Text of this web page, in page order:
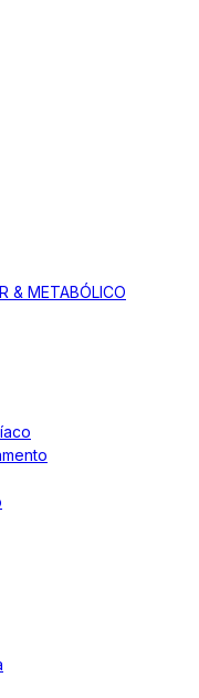
& METABÓLICO